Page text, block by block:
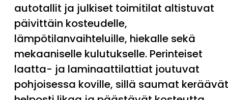
autotallit ja julkiset toimitilat altistuvat
päivittäin kosteudelle,
lämpötilanvaihteluille, hiekalle sekä
mekaaniselle kulutukselle. Perinteiset
laatta- ja laminaattilattiat joutuvat
pohjoisessa koville, sillä saumat keräävät